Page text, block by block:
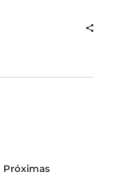
Próximas